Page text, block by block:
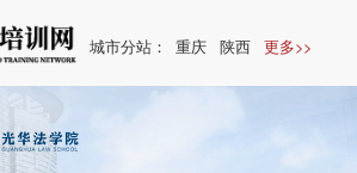
城市分站： 重庆 陕西 更多>>